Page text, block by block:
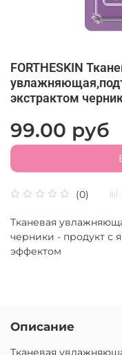
FORTHESKIN
экстрактом
(0)
99.00 руб
Тканевая
черники - продукт с
эффектом
Описание
Тканевая